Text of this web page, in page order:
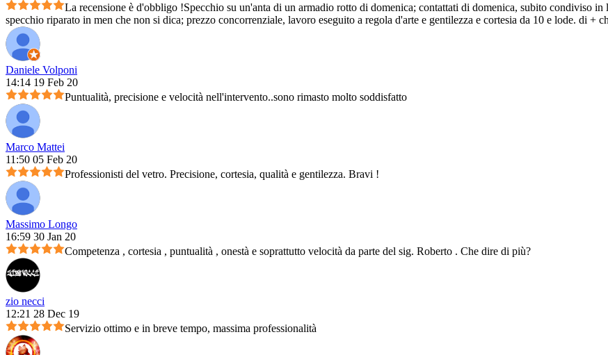
La recensione è d'obbligo !Specchio su un'anta di un armadio rotto di domenica; contattati di domenica, subito condiviso
specchio riparato in men che non si dica; prezzo concorrenziale, lavoro eseguito a regola d'arte e gentilezza e cortesia da 10 e lode. di +
Daniele Volponi
14:14 19 Feb 20
Puntualità, precisione e velocità nell'intervento..sono rimasto molto soddisfatto
Marco Mattei
11:50 05 Feb 20
Professionisti del vetro. Precisione, cortesia, qualità e gentilezza. Bravi !
Massimo Longo
16:59 30 Jan 20
Competenza , cortesia , puntualità , onestà e soprattutto velocità da parte del sig. Roberto . Che dire di più?
zio necci
12:21 28 Dec 19
Servizio ottimo e in breve tempo, massima professionalità